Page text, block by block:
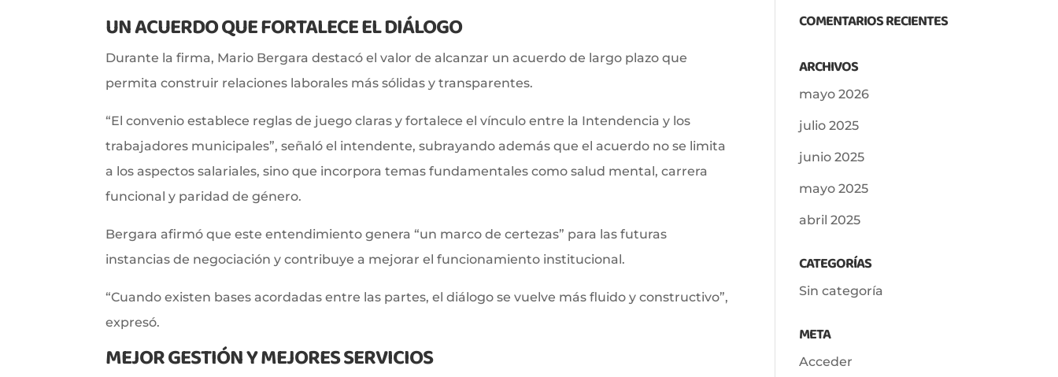
UN ACUERDO QUE FORTALECE EL DIÁLOGO
Durante la firma, Mario Bergara destacó el valor de alcanzar un acuerdo de largo plazo que
permita construir relaciones laborales más sólidas y transparentes.
“El convenio establece reglas de juego claras y fortalece el vínculo entre la Intendencia y los
trabajadores municipales”, señaló el intendente, subrayando además que el acuerdo no se limita
a los aspectos salariales, sino que incorpora temas fundamentales como salud mental, carrera
funcional y paridad de género.
Bergara afirmó que este entendimiento genera “un marco de certezas” para las futuras
instancias de negociación y contribuye a mejorar el funcionamiento institucional.
“Cuando existen bases acordadas entre las partes, el diálogo se vuelve más fluido y constructivo”,
expresó.
MEJOR GESTIÓN Y MEJORES SERVICIOS
COMENTARIOS RECIENTES
ARCHIVOS
mayo 2026
julio 2025
junio 2025
mayo 2025
abril 2025
CATEGORÍAS
Sin categoría
META
Acceder